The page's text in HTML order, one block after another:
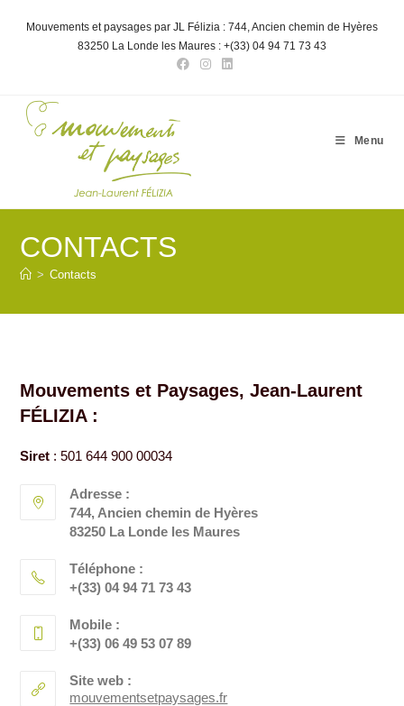
Mouvements et paysages par JL Félizia : 744, Ancien chemin de Hyères
83250 La Londe les Maures : +(33) 04 94 71 73 43
Menu
CONTACTS
> Contacts
Mouvements et Paysages, Jean-Laurent
FÉLIZIA :
Siret : 501 644 900 00034
Adresse :
744, Ancien chemin de Hyères
83250 La Londe les Maures
Téléphone :
+(33) 04 94 71 73 43
Mobile :
+(33) 06 49 53 07 89
Site web :
mouvementsetpaysages.fr